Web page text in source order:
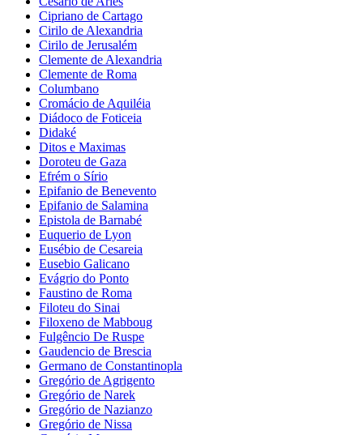
Cipriano de Cartago
Cirilo de Alexandria
Cirilo de Jerusalém
Clemente de Alexandria
Clemente de Roma
Columbano
Cromácio de Aquiléia
Diádoco de Foticeia
Didaké
Ditos e Maximas
Doroteu de Gaza
Efrém o Sírio
Epifanio de Benevento
Epifanio de Salamina
Epistola de Barnabé
Euquerio de Lyon
Eusébio de Cesareia
Eusebio Galicano
Evágrio do Ponto
Faustino de Roma
Filoteu do Sinai
Filoxeno de Mabboug
Fulgêncio De Ruspe
Gaudencio de Brescia
Germano de Constantinopla
Gregório de Agrigento
Gregório de Narek
Gregório de Nazianzo
Gregório de Nissa